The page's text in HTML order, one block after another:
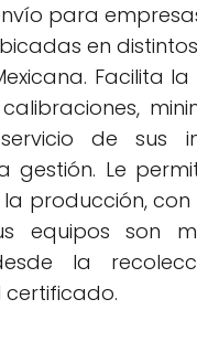
para
en
Facilita
de sus
gestión. Le
la producción,
equipos son
la